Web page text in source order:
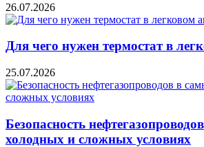
26.07.2026
Для чего нужен термостат в
25.07.2026
Безопасность
холодных и сложных условиях